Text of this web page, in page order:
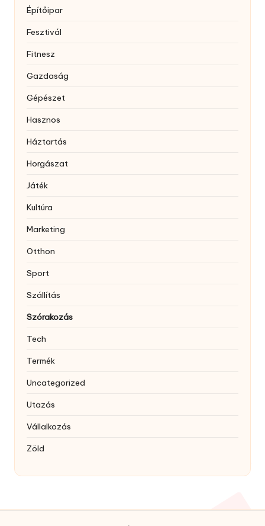
Építőipar
Fesztivál
Fitnesz
Gazdaság
Gépészet
Hasznos
Háztartás
Horgászat
Játék
Kultúra
Marketing
Otthon
Sport
Szállítás
Szórakozás
Tech
Termék
Uncategorized
Utazás
Vállalkozás
Zöld